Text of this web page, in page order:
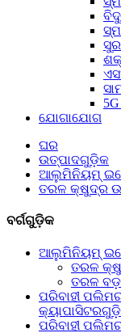
ଯୋଗାଯୋଗ
ଘର
ଉତ୍ପାଦଗୁଡ଼ିକ
ଆଲୁମିନିୟମ୍
ତରଳ କ୍ଷୁଦ୍ର
ବର୍ଗଗୁଡ଼ିକ
ଆଲୁମିନିୟମ୍
ତରଳ
ତରଳ
ପରିବାହୀ
ପରିବାହୀ